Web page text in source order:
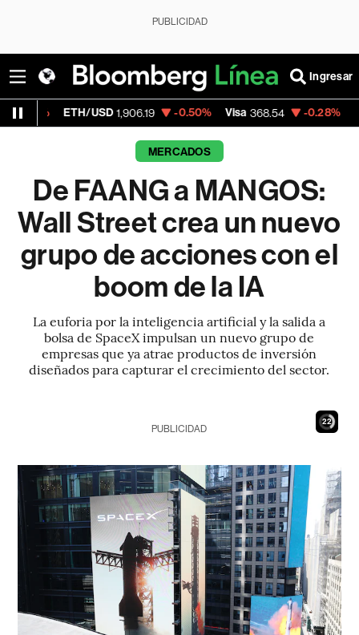
PUBLICIDAD
Ingresar
1,906.19 -0.50% Visa 368.54 -0.28% MercadoLibre
MERCADOS
De FAANG a MANGOS:
Wall Street crea un nuevo
grupo de acciones con el
boom de la IA
La euforia por la inteligencia artificial y la salida a
bolsa de SpaceX impulsan un nuevo grupo de
empresas que ya atrae productos de inversión
diseñados para capturar el crecimiento del sector.
20
PUBLICIDAD